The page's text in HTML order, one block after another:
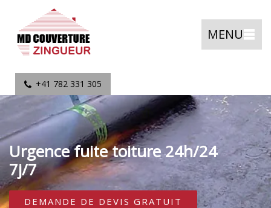
MENU
+41 782 331 305
Urgence fuite toiture 24h/24
7j/7
DEMANDE DE DEVIS GRATUIT